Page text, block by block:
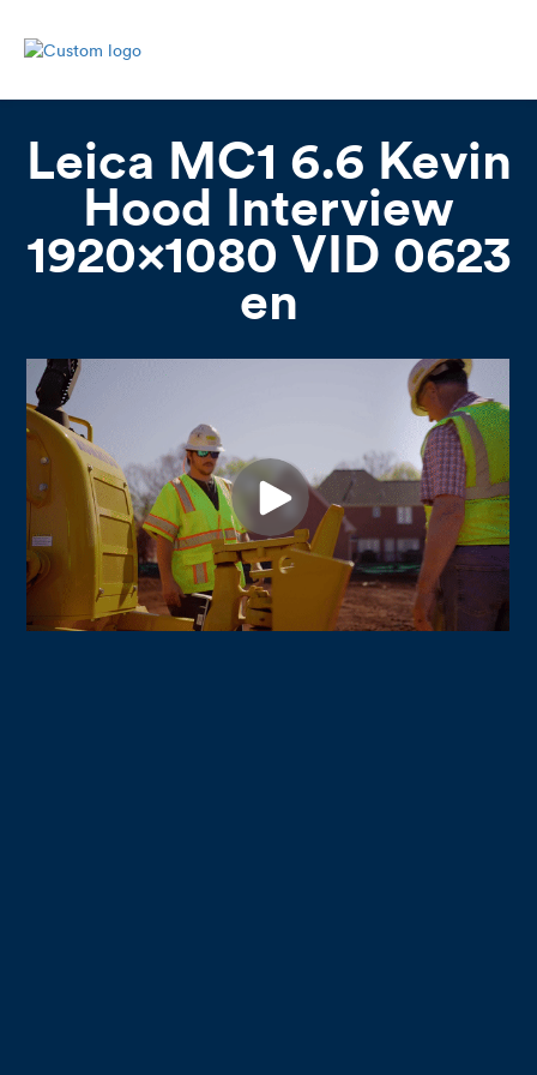
Leica MC1 6.6 Kevin
Hood Interview
1920x1080 VID 0623
en